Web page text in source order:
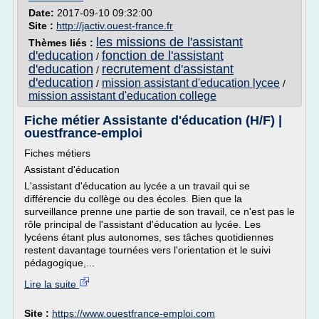
Date: 2017-09-10 09:32:00
Site : http://jactiv.ouest-france.fr
Thèmes liés : les missions de l'assistant
d'education / fonction de l'assistant
d'education / recrutement d'assistant
d'education / mission assistant d'education lycee /
mission assistant d'education college
Fiche métier Assistante d'éducation (H/F) |
ouestfrance-emploi
Fiches métiers
Assistant d'éducation
L'assistant d'éducation au lycée a un travail qui se
différencie du collège ou des écoles. Bien que la
surveillance prenne une partie de son travail, ce n'est pas le
rôle principal de l'assistant d'éducation au lycée. Les
lycéens étant plus autonomes, ses tâches quotidiennes
restent davantage tournées vers l'orientation et le suivi
pédagogique,...
Lire la suite
Site : https://www.ouestfrance-emploi.com